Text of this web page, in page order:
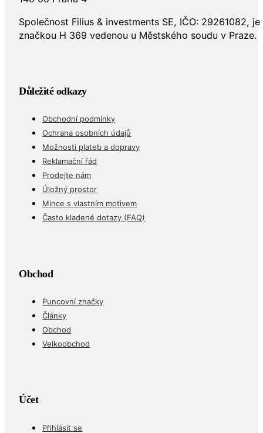
Společnost Filius & investments SE, IČO: 29261082,
značkou H 369 vedenou u Městského soudu v Praze.
Důležité odkazy
Obchodní podmínky
Ochrana osobních údajů
Možnosti plateb a dopravy
Reklamační řád
Prodejte nám
Úložný prostor
Mince s vlastním motivem
Často kladené dotazy (FAQ)
Obchod
Puncovní značky
Články
Obchod
Velkoobchod
Účet
Přihlásit se